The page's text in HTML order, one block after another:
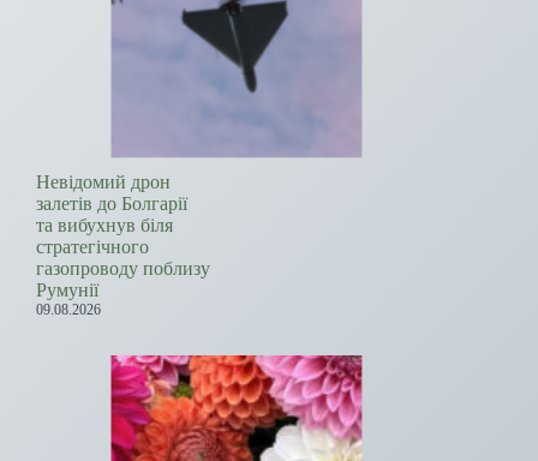
Невідомий дрон
залетів до Болгарії
та вибухнув біля
стратегічного
газопроводу поблизу
Румунії
09.08.2026